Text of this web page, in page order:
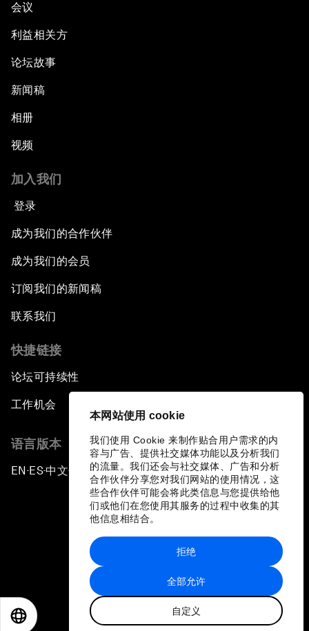
本网站使用 cookie
我们使用 Cookie 来制作贴合用户需求的内
容与广告、提供社交媒体功能以及分析我们
的流量。我们还会与社交媒体、广告和分析
合作伙伴分享您对我们网站的使用情况，这
些合作伙伴可能会将此类信息与您提供给他
们或他们在您使用其服务的过程中收集的其
他信息相结合。
全部允许
自定义
拒绝
会议
利益相关方
论坛故事
新闻稿
相册
视频
加入我们
登录
成为我们的合作伙伴
成为我们的会员
订阅我们的新闻稿
联系我们
快捷链接
论坛可持续性
工作机会
语言版本
EN ▪ ES▪中文▪ 日本語
站点地图
世界经济论坛